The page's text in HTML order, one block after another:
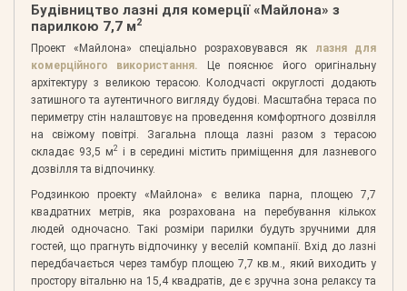
Будівництво лазні для комерції «Майлона» з
парилкою 7,7 м2
Проект «Майлона» спеціально розраховувався як
лазня для
комерційного використання.
Це пояснює його оригінальну
архітектуру з великою терасою. Колодчасті округлості додають
затишного та аутентичного вигляду будові. Масштабна тераса по
периметру стін налаштовує на проведення комфортного дозвілля
на свіжому повітрі. Загальна площа лазні разом з терасою
складає 93,5 м2і в середині містить приміщення для лазневого
дозвілля та відпочинку.
Родзинкою проекту «Майлона» є велика парна, площею 7,7
квадратних метрів, яка розрахована на перебування кількох
людей одночасно. Такі розміри парилки будуть зручними для
гостей, що прагнуть відпочинку у веселій компанії. Вхід до лазні
передбачається через тамбур площею 7,7 кв.м., який виходить у
простору вітальню на 15,4 квадратів, де є зручна зона релаксу та